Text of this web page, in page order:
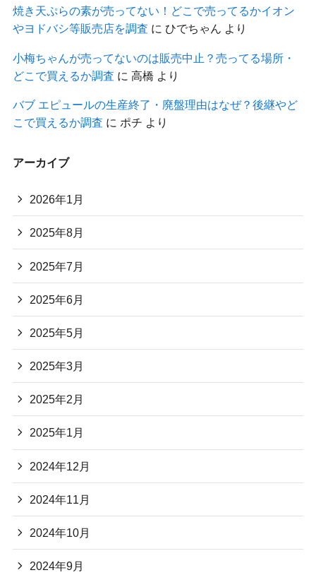
焼き天ぷらの素が売ってない！どこで売ってるかイオン
やヨドバシ等販売店を調査 に ひでちゃん より
小梅ちゃんが売ってないのは販売中止？売ってる場所・
どこで買えるか調査 に 高橋 より
バブ エピュールの生産終了・廃盤理由はなぜ？後継やど
こで買えるか調査 に ポチ より
アーカイブ
2026年1月
2025年8月
2025年7月
2025年6月
2025年5月
2025年3月
2025年2月
2025年1月
2024年12月
2024年11月
2024年10月
2024年9月